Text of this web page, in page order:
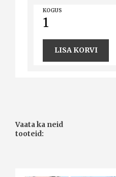
KOGUS
LISA KORVI
Vaata ka neid
tooteid: